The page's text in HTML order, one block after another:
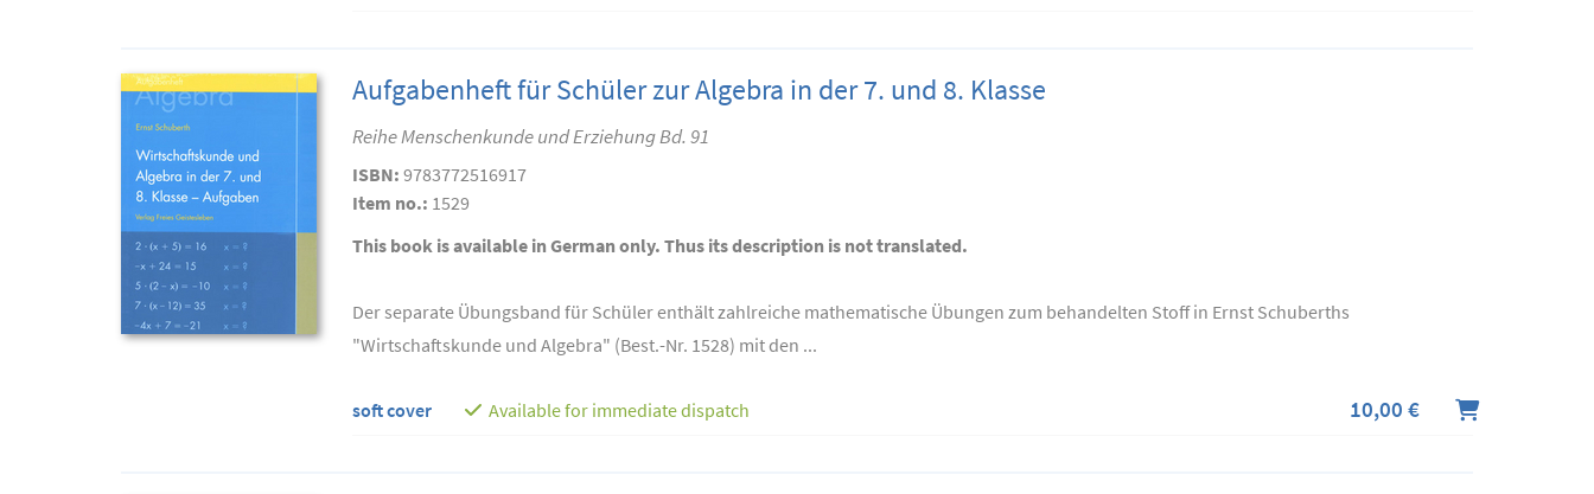
Aufgabenheft für Schüler zur Algebra in der 7. und 8. Klasse
Reihe Menschenkunde und Erziehung Bd. 91
ISBN: 9783772516917
Item no.: 1529
This book is available in German only. Thus its description is not translated.
Der separate Übungsband für Schüler enthält zahlreiche mathematische Übungen zum behandelten Stoff in Ernst Schuberths
"Wirtschaftskunde und Algebra" (Best.-Nr. 1528) mit den ...
soft cover Available for immediate dispatch 10,00 €